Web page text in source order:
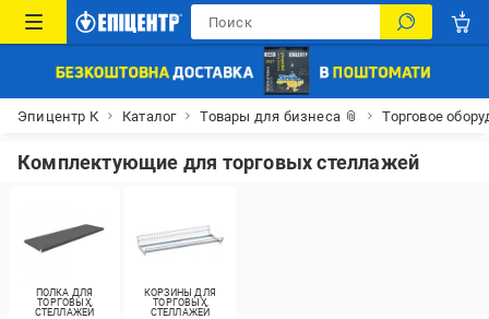
Эпицентр К Каталог Товары для бизнеса 📎 Торговое
Комплектующие для торговых стеллажей
ПОЛКА ДЛЯ
ТОРГОВЫХ
СТЕЛЛАЖЕЙ
КОРЗИНЫ ДЛЯ
ТОРГОВЫХ
СТЕЛЛАЖЕЙ